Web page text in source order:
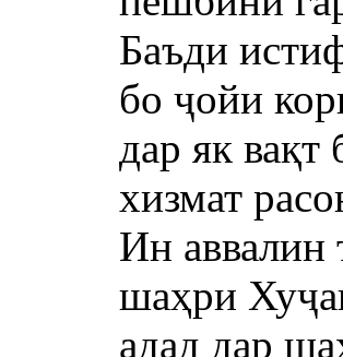
Баъди
бо ҷойи
дар як
хизмат
Ин аввалин
шаҳри
адад дар